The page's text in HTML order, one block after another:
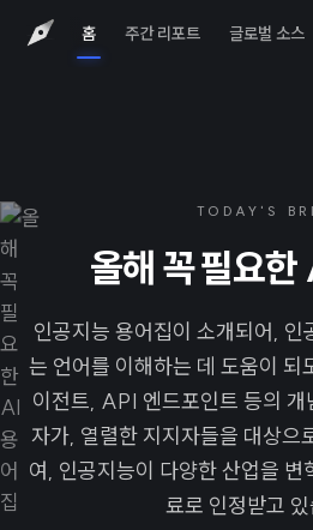
홈 주간 리포트 글로벌 소스
TODAY'S
올해 꼭 필요한
인공지능 용어집이 소개되어, 인
는 언어를 이해하는 데 도움이
이전트, API 엔드포인트 등의 개
자가, 열렬한 지지자들을 대상으
여, 인공지능이 다양한 산업을 변
료로 인정받고